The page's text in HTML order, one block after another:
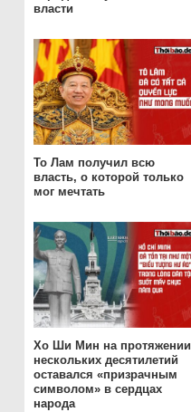
власти
То Лам получил всю
власть, о которой только
мог мечтать
Хо Ши Мин на протяжении
нескольких десятилетий
оставался «призрачным
символом» в сердцах
народа